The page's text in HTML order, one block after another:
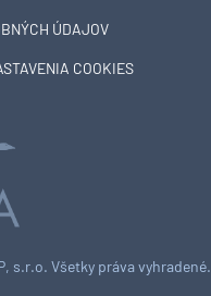
s.r.o. Všetky práva vyhradené.
ÚDAJOV
COOKIES